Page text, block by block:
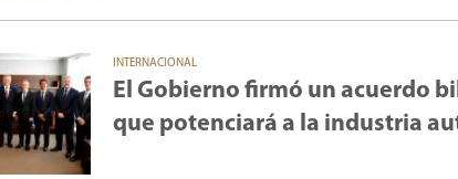
INTERNACIONAL
El Gobierno firmó un acuerdo
que potenciará a la industria